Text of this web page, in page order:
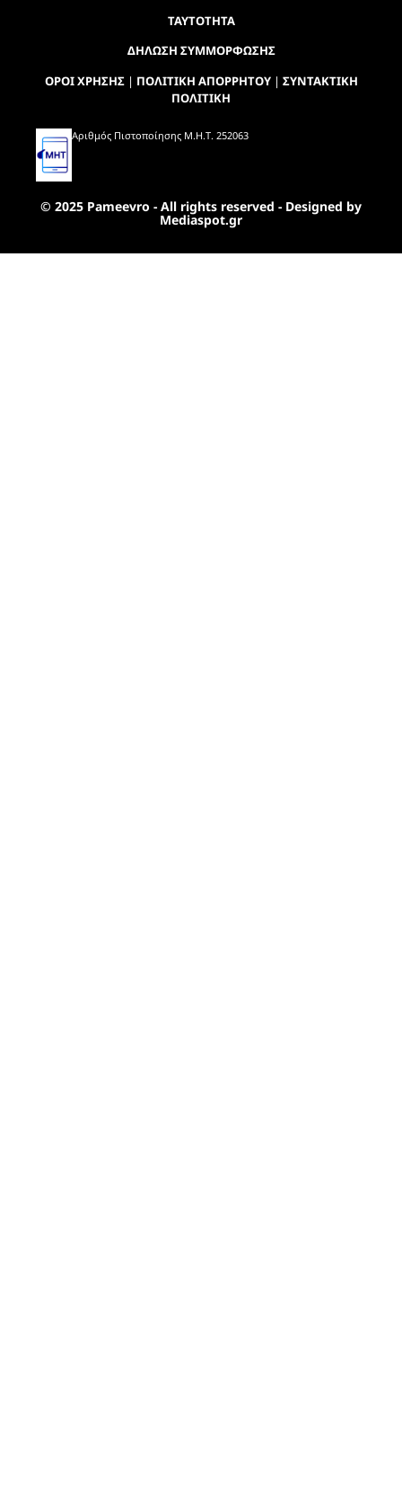
ΤΑΥΤΟΤΗΤΑ
ΔΗΛΩΣΗ ΣΥΜΜΟΡΦΩΣΗΣ
ΟΡΟΙ ΧΡΗΣΗΣ| ΠΟΛΙΤΙΚΗ ΑΠΟΡΡΗΤΟΥ| ΣΥΝΤΑΚΤΙΚΗ
ΠΟΛΙΤΙΚΗ
Αριθμός Πιστοποίησης Μ.Η.Τ. 252063
© 2025 Pameevro - All rights reserved - Designed by
Mediaspot.gr